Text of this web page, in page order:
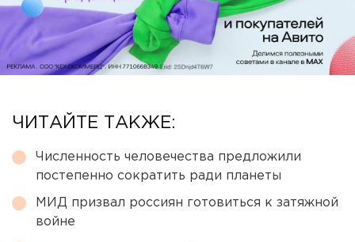
ЧИТАЙТЕ ТАКЖЕ:
Численность человечества предложили
постепенно сократить ради планеты
МИД призвал россиян готовиться к затяжной
войне